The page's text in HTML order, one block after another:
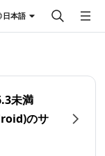
日本語
未満
のサ